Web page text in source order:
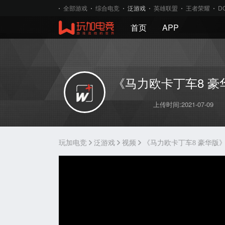
全部游戏 综合电竞 泛游戏 英雄联盟 王者荣耀
首页 APP
《马力欧卡丁车8
上传时间:2021-07-09
玩加电竞 泛游戏 视频 《马力欧卡丁车8 豪华版